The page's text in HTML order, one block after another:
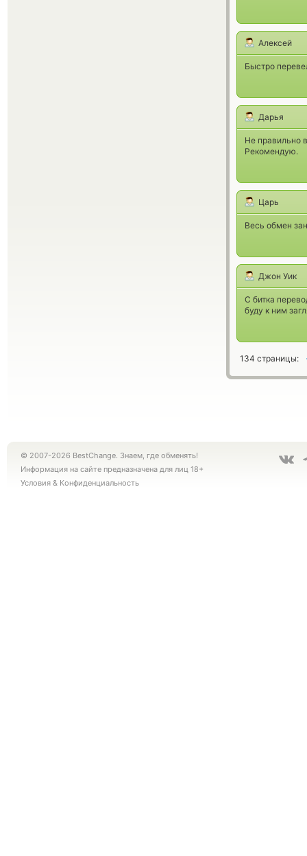
Алексей
Быстро
Дарья
Не правильно
Рекомендую.
Царь
Весь обмен
Джон Уик
С битка
буду к ним
134 страницы:
© 2007-2026 BestChange. Знаем, где обменять!
Информация на сайте предназначена для лиц 18+
Условия & Конфиденциальность